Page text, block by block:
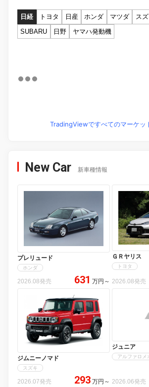
日経 トヨタ 日産 ホンダ マツダ ス
SUBARU
日野 ヤマハ発動機
TradingViewですべてのマーケッ
New Car 新車種情報
プレリュード
ホンダ
2026.08発売 631 万円 ～
ＧＲヤリス
トヨタ
2026.08発売
ジムニーノマド
スズキ
2026.07発売 293 万円 ～
ジュニア
アルファロメ
2026.06発売